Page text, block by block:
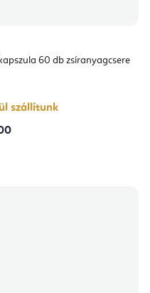
60 db zsíranyagcsere
szállítunk